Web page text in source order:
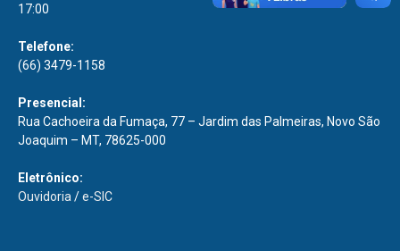
17:00
Telefone:
(66) 3479-1158
Presencial:
Rua Cachoeira da Fumaça, 77 – Jardim das Palmeiras, Novo São
Joaquim – MT, 78625-000
Eletrônico:
Ouvidoria /e-SIC